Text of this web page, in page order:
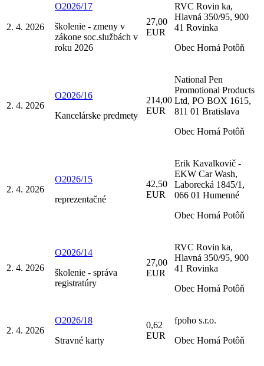
2. 4. 2026
O2026/17
školenie - zmeny v
zákone soc.službách v
roku 2026
27,00
EUR
RVC Rovin ka,
Hlavná 350/95, 900
41 Rovinka
Obec Horná Potôň
2. 4. 2026
O2026/16
Kancelárske predmety
214,00
EUR
National Pen
Promotional Products
Ltd, PO BOX 1615,
811 01 Bratislava
Obec Horná Potôň
2. 4. 2026
O2026/15
reprezentačné
42,50
EUR
Erik Kavalkovič -
EKW Car Wash,
Laborecká 1845/1,
066 01 Humenné
Obec Horná Potôň
2. 4. 2026
O2026/14
školenie - správa
registratúry
27,00
EUR
RVC Rovin ka,
Hlavná 350/95, 900
41 Rovinka
Obec Horná Potôň
2. 4. 2026
O2026/18
Stravné karty
0,62
EUR
fpoho s.r.o.
Obec Horná Potôň